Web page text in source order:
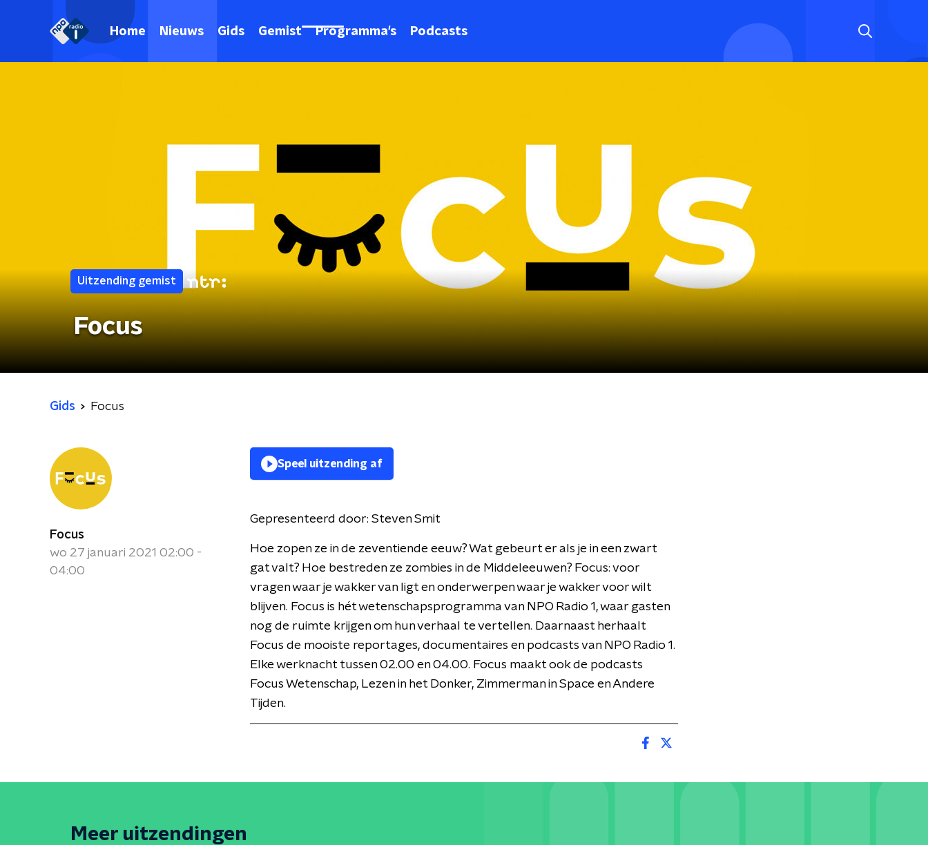
Home Nieuws Gids Gemist Programma's Podcasts
Uitzending gemist
Focus
Gids Focus
Focus
wo 27 januari 2021 02:00 -
04:00
Speel uitzending af
Gepresenteerd door: Steven Smit
Hoe zopen ze in de zeventiende eeuw? Wat gebeurt er als je in een zwart
gat valt? Hoe bestreden ze zombies in de Middeleeuwen? Focus: voor
vragen waar je wakker van ligt en onderwerpen waar je wakker voor wilt
blijven. Focus is hét wetenschapsprogramma van NPO Radio 1, waar gasten
nog de ruimte krijgen om hun verhaal te vertellen. Daarnaast herhaalt
Focus de mooiste reportages, documentaires en podcasts van NPO Radio 1.
Elke werknacht tussen 02.00 en 04.00. Focus maakt ook de podcasts
Focus Wetenschap, Lezen in het Donker, Zimmerman in Space en Andere
Tijden.
Meer uitzendingen